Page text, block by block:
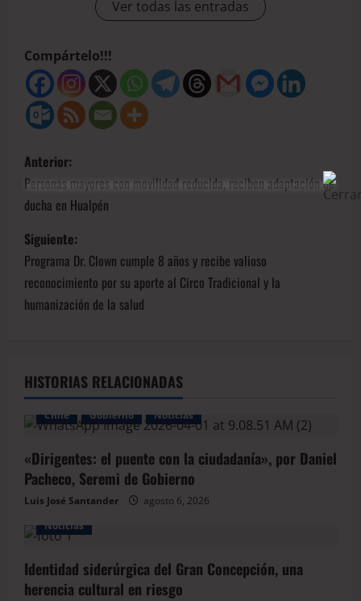
Ver todas las entradas
Compártelo!!!
Anterior:
Personas mayores con movilidad reducida, reciben adaptación de
ducha en Hualpén
Siguiente:
Programa Dr. Clown cumple 8 años y recibe valioso
reconocimiento por su aporte al Circo Tradicional y la
humanización de la salud
HISTORIAS RELACIONADAS
Chile Gobierno Noticias
«Dirigentes: el puente con la ciudadanía», por Daniel
Pacheco, Seremi de Gobierno
Luis José Santander
agosto 6, 2026
Noticias
Identidad siderúrgica del Gran Concepción, una
herencia cultural en riesgo